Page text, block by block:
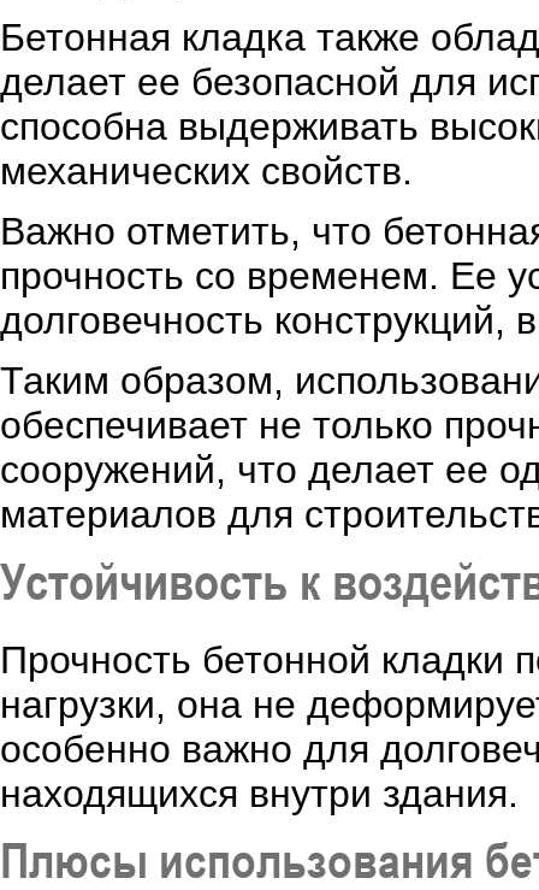
Бетонная кладка также
делает ее безопасной для
способна выдерживать
механических свойств.
Важно отметить, что
прочность со временем. Ее
долговечность конструкций,
Таким образом,
обеспечивает не только
сооружений, что делает ее
материалов для
Устойчивость к
Прочность бетонной кладки
нагрузки, она не
особенно важно для
находящихся внутри здания.
Плюсы использования